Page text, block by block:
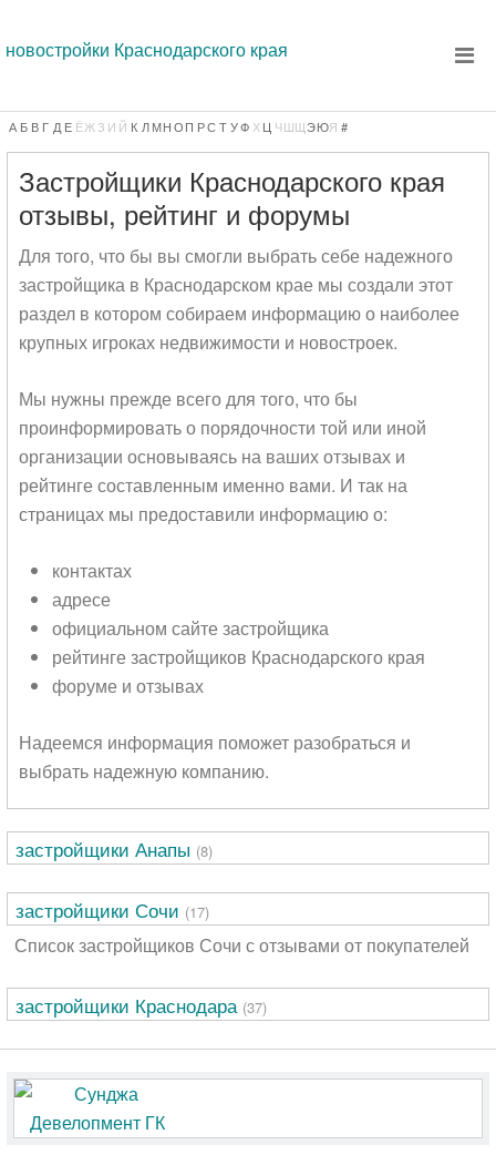
новостройки Краснодарского края
А Б В Г Д Е ЁЖ З И Й К Л МНОП РСТ УФ Х Ц ЧШЩЭЮЯ #
Застройщики Краснодарского края
отзывы, рейтинг и форумы
Для того, что бы вы смогли выбрать себе надежного
застройщика в Краснодарском крае мы создали этот
раздел в котором собираем информацию о наиболее
крупных игроках недвижимости и новостроек.
Мы нужны прежде всего для того, что бы
проинформировать о порядочности той или иной
организации основываясь на ваших отзывах и
рейтинге составленным именно вами. И так на
страницах мы предоставили информацию о:
контактах
адресе
официальном сайте застройщика
рейтинге застройщиков Краснодарского края
форуме и отзывах
Надеемся информация поможет разобраться и
выбрать надежную компанию.
застройщики Анапы (8)
застройщики Сочи (17)
Список застройщиков Сочи с отзывами от покупателей
застройщики Краснодара (37)